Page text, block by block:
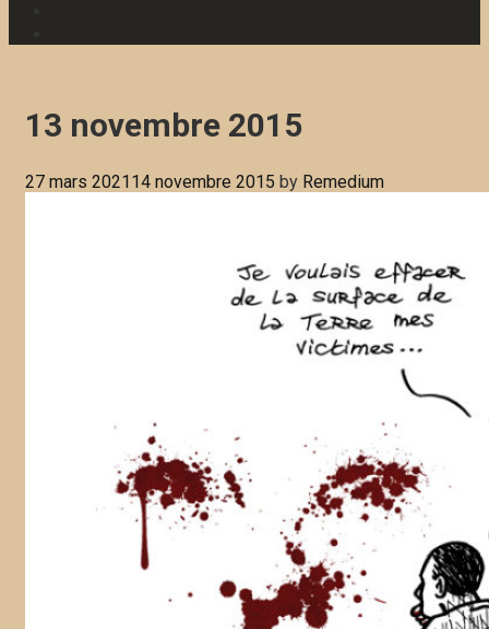
13 novembre 2015
27 mars 202114 novembre 2015 by Remedium